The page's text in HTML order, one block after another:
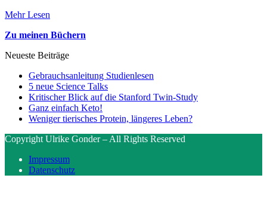
Mehr Lesen
Zu meinen Büchern
Neueste Beiträge
Gebrauchsanleitung Studienlesen
5 neue Science Talks
Kritischer Blick auf die Stanford Twin-Study
Ganz einfach Keto!
Weniger tierisches Protein, längeres Leben?
Copyright Ulrike Gonder – All Rights Reserved
Impressum
Datenschutz